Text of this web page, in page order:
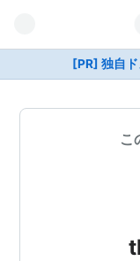
[PR] 独自
こ